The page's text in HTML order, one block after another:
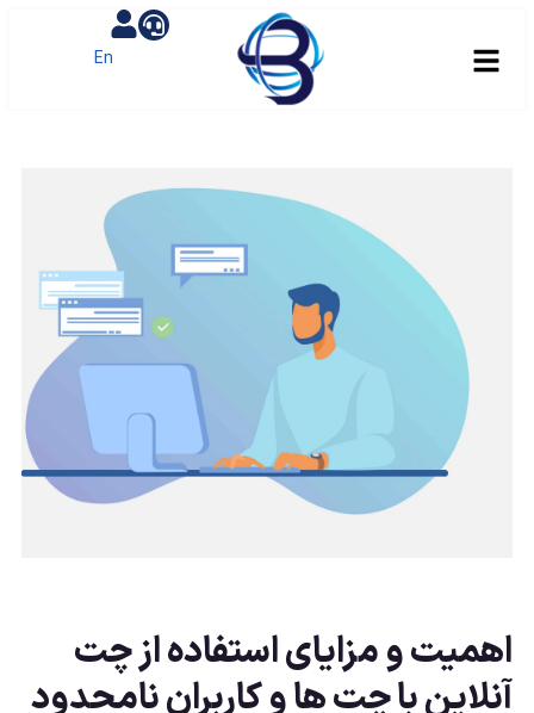
اهمیت و مزایای استفاده از چت
آنلاین با چت ها و کاربران نامحدود